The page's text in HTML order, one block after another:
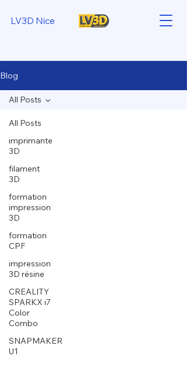
LV3D Nice
Blog
All Posts
imprimante
3D
filament
3D
formation
impression
3D
formation
CPF
impression
3D résine
CREALITY
SPARKX i7
Color
Combo
SNAPMAKER
U1
All Posts